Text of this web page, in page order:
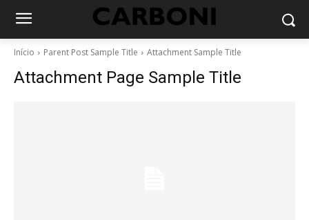
Início Parent Post Sample Title Attachment Sample Title
Attachment Page Sample Title